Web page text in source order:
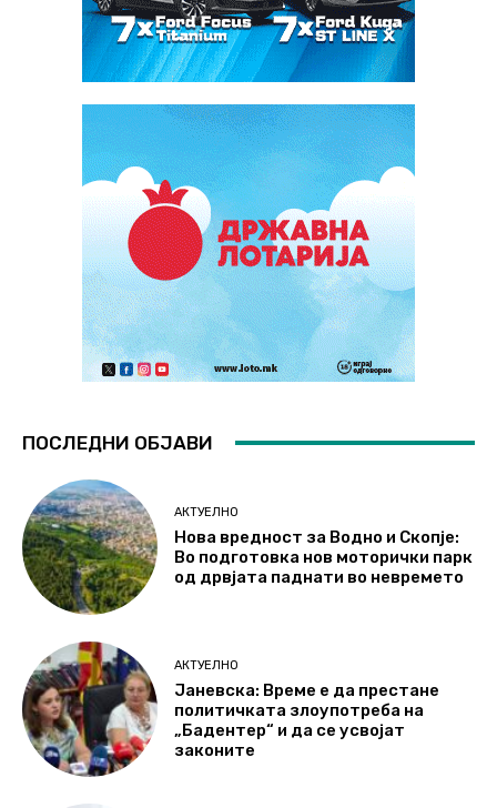
ПОСЛЕДНИ ОБЈАВИ
АКТУЕЛНО
Нова вредност за Водно и Скопје:
Во подготовка нов моторички парк
од дрвјата паднати во невремето
АКТУЕЛНО
Јаневска: Време е да престане
политичката злоупотреба на
„Бадентер“ и да се усвојат
законите